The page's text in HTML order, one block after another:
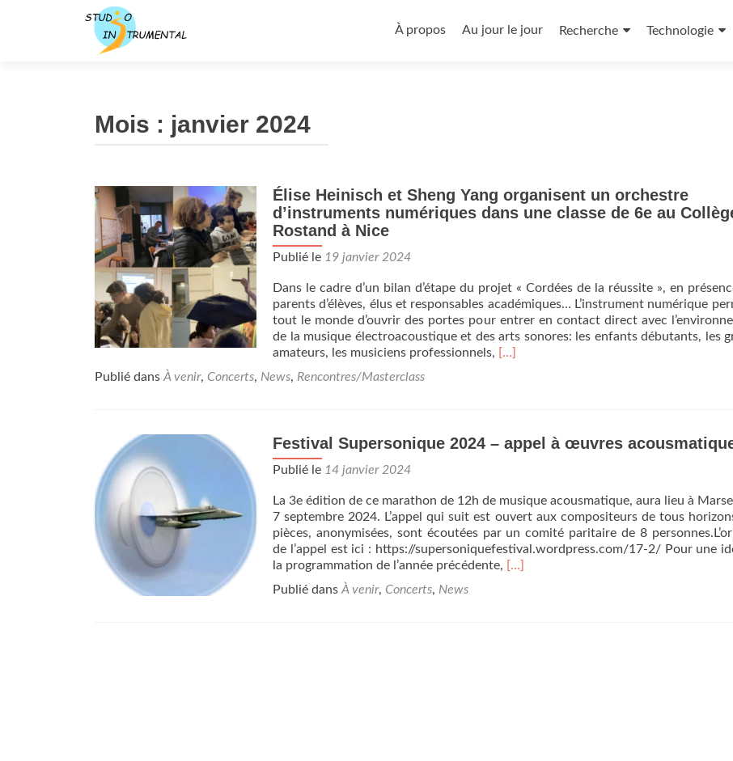
au
À propos Au jour le jour Recherche Technologie
Mois : janvier 2024
Élise Heinisch et Sheng Yang organisent un orchestre
d’instruments numériques dans une classe de 6e au
Rostand à Nice
Publié le 19 janvier 2024
Dans le cadre d’un bilan d’étape du projet « Cordées de la réussite », en
parents d’élèves, élus et responsables académiques… L’instrument numérique
tout le monde d’ouvrir des portes pour entrer en contact direct avec
de la musique électroacoustique et des arts sonores: les enfants débutants, les
amateurs, les musiciens professionnels, En
Sheng
un
orchestre
d’instruments
numériques
dans
[…]
Publié dans À venir, Concerts, News, Rencontres/Masterclass
Festival Supersonique 2024 – appel à œuvres
Publié le 14 janvier 2024
La 3e édition de ce marathon de 12h de musique acousmatique, aura lieu à
7 septembre 2024. L’appel qui suit est ouvert aux compositeurs de tous
pièces, anonymisées, sont écoutées par un comité paritaire de 8
de l’appel est ici : https://supersoniquefestival.wordpress.com/17-2/ Pour une
la programmation de l’année précédente, En[…]
Publié dans À venir, Concerts, News